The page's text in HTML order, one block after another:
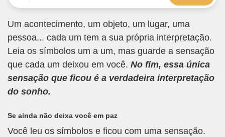
Um acontecimento, um objeto, um lugar, uma
pessoa... cada um tem a sua própria interpretação.
Leia os símbolos um a um, mas guarde a sensação
que cada um deixou em você. No fim, essa única
sensação que ficou é a verdadeira interpretação
do sonho.
Se ainda não deixa você em paz
Você leu os símbolos e ficou com uma sensação.